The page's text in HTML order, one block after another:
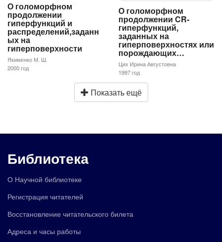
О голоморфном
продолжении
гиперфункций и
распределений,заданн
ых на
гиперповерхности
Якименко М. Ш.
2000 год
О голоморфном
продолжении CR-
гиперфункций,
заданных на
гиперповерхностях или
порождающих…
Цих Ирина Августовна
1997 год
Показать ещё
Библиотека
О Научной библиотеке
Регистрация читателей
Восстановление читательского билета
Адреса и часы работы